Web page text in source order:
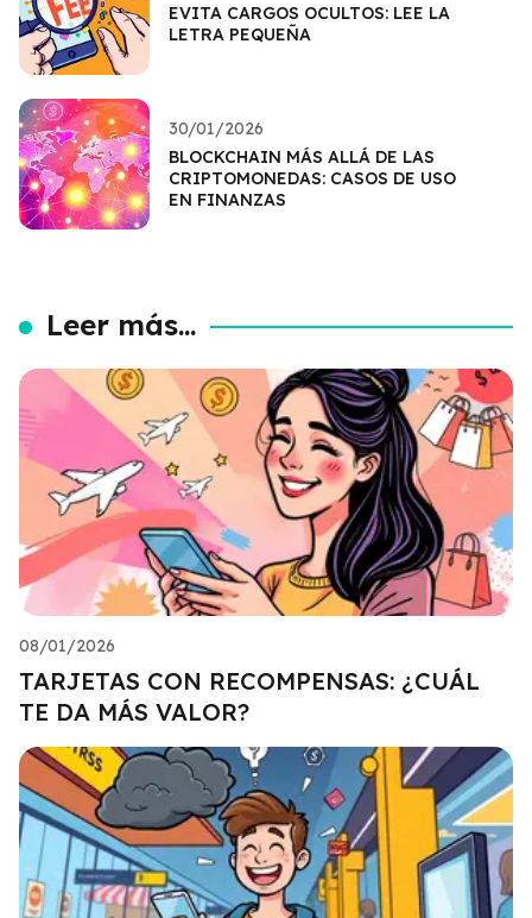
EVITA CARGOS OCULTOS: LEE LA
LETRA PEQUEÑA
30/01/2026
BLOCKCHAIN MÁS ALLÁ DE LAS
CRIPTOMONEDAS: CASOS DE USO
EN FINANZAS
Leer más...
08/01/2026
TARJETAS CON RECOMPENSAS: ¿CUÁL
TE DA MÁS VALOR?